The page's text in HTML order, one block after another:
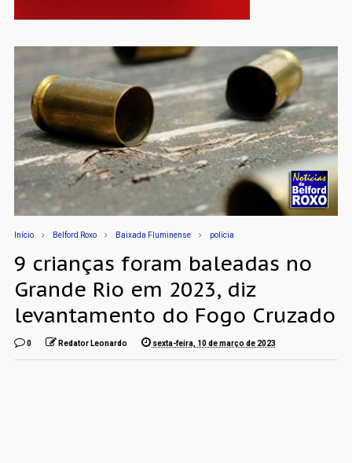
Início Belford Roxo Baixada Fluminense polícia
9 crianças foram baleadas no
Grande Rio em 2023, diz
levantamento do Fogo Cruzado
0 Redator Leonardo sexta-feira, 10 de março de 2023